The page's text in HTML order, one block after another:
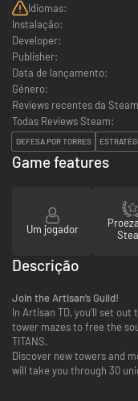
Idiomas:
Instalação:
Developer:
Publisher:
Data de lançamento:
Género:
Reviews recentes da
Todas Reviews Steam:
DEFESA POR TORRES
Game features
Um jogador
Descrição
Join the Artisan’s Guild!
In Artisan TD, you'll set
tower mazes to free the
TITANS.
Discover new towers and
will take you through 30